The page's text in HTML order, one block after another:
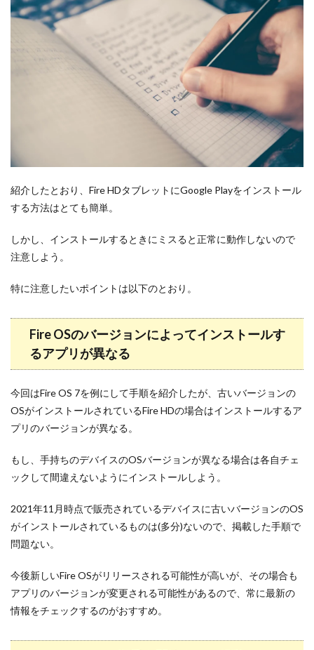
紹介したとおり、Fire HDタブレットにGoogle Playをインストール
する方法はとても簡単。
しかし、インストールするときにミスると正常に動作しないので
注意しよう。
特に注意したいポイントは以下のとおり。
Fire OSのバージョンによってインストールす
るアプリが異なる
今回はFire OS 7を例にして手順を紹介したが、古いバージョンの
OSがインストールされているFire HDの場合はインストールするア
プリのバージョンが異なる。
もし、手持ちのデバイスのOSバージョンが異なる場合は各自チェ
ックして間違えないようにインストールしよう。
2021年11月時点で販売されているデバイスに古いバージョンのOS
がインストールされているものは(多分)ないので、掲載した手順で
問題ない。
今後新しいFire OSがリリースされる可能性が高いが、その場合も
アプリのバージョンが変更される可能性があるので、常に最新の
情報をチェックするのがおすすめ。